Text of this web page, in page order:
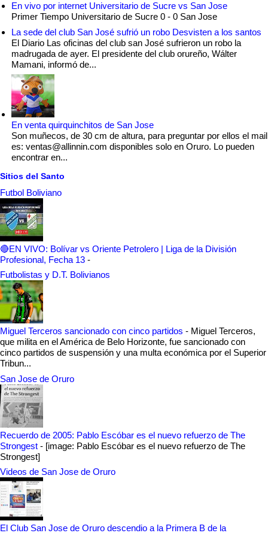
En vivo por internet Universitario de Sucre vs San Jose
Primer Tiempo Universitario de Sucre 0 - 0 San Jose
La sede del club San José sufrió un robo Desvisten a los santos
El Diario Las oficinas del club san José sufrieron un robo la
madrugada de ayer. El presidente del club orureño, Wálter
Mamani, informó de...
En venta quirquinchitos de San Jose
Son muñecos, de 30 cm de altura, para preguntar por ellos el mail
es: ventas@allinnin.com disponibles solo en Oruro. Lo pueden
encontrar en...
Sitios del Santo
Futbol Boliviano
🔴EN VIVO: Bolívar vs Oriente Petrolero | Liga de la División
Profesional, Fecha 13 -
Futbolistas y D.T. Bolivianos
Miguel Terceros sancionado con cinco partidos - Miguel Terceros,
que milita en el América de Belo Horizonte, fue sancionado con
cinco partidos de suspensión y una multa económica por el Superior
Tribun...
San Jose de Oruro
Recuerdo de 2005: Pablo Escóbar es el nuevo refuerzo de The
Strongest - [image: Pablo Escóbar es el nuevo refuerzo de The
Strongest]
Videos de San Jose de Oruro
El Club San Jose de Oruro descendio a la Primera B de la